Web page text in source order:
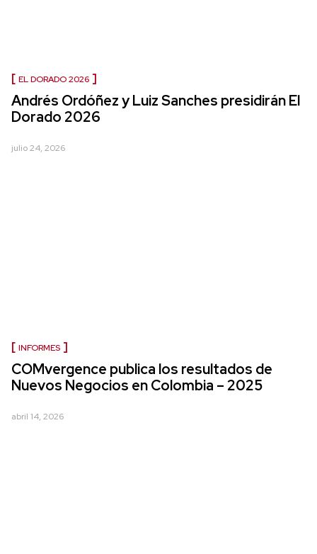
EL DORADO 2026
Andrés Ordóñez y Luiz Sanches presidirán El
Dorado 2026
julio 24, 2026
INFORMES
COMvergence publica los resultados de
Nuevos Negocios en Colombia – 2025
abril 14, 2026